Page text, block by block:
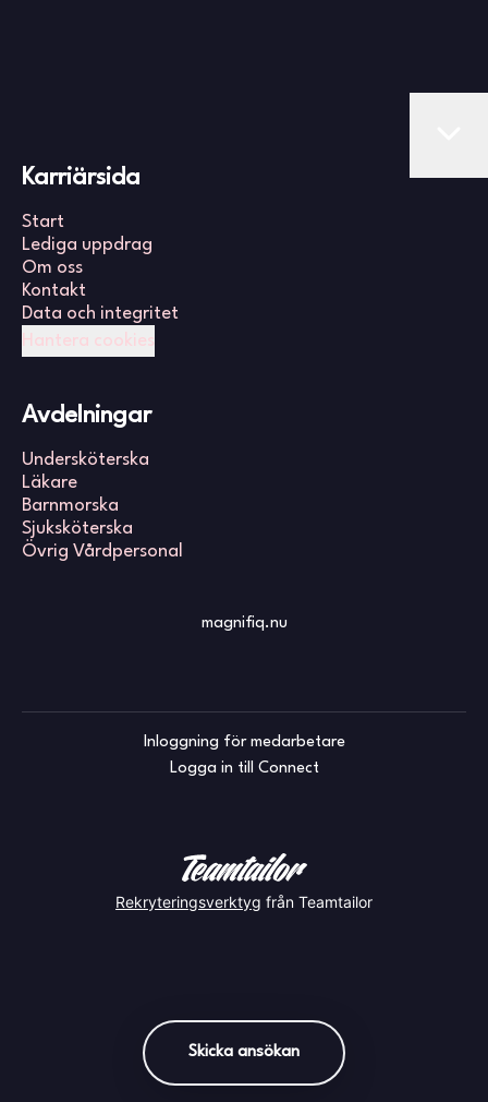
Skicka ansökan
Karriärsida
Start
Lediga uppdrag
Om oss
Kontakt
Data och integritet
Hantera cookies
Avdelningar
Undersköterska
Läkare
Barnmorska
Sjuksköterska
Övrig Vårdpersonal
magnifiq.nu
Inloggning för medarbetare
Logga in till Connect
Rekryteringsverktyg från Teamtailor